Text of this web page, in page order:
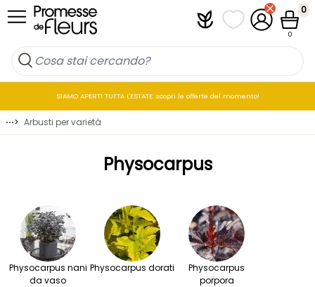
Salta al contenuto PlantfitI miei elenchi di
Il mio
0
0
SIAMO APERTI TUTTA L'ESTATE: scopri le offerte del momento!
⋯> Arbusti per varietà
Physocarpus
Physocarpus nani
da vaso
Physocarpus dorati
Physocarpus
porpora